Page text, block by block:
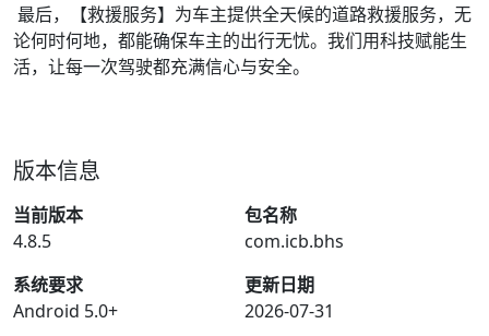
最后，【救援服务】为车主提供全天候的道路救援服务，无
论何时何地，都能确保车主的出行无忧。我们用科技赋能生
活，让每一次驾驶都充满信心与安全。
版本信息
当前版本
4.8.5
包名称
com.icb.bhs
系统要求
Android 5.0+
更新日期
2026-07-31